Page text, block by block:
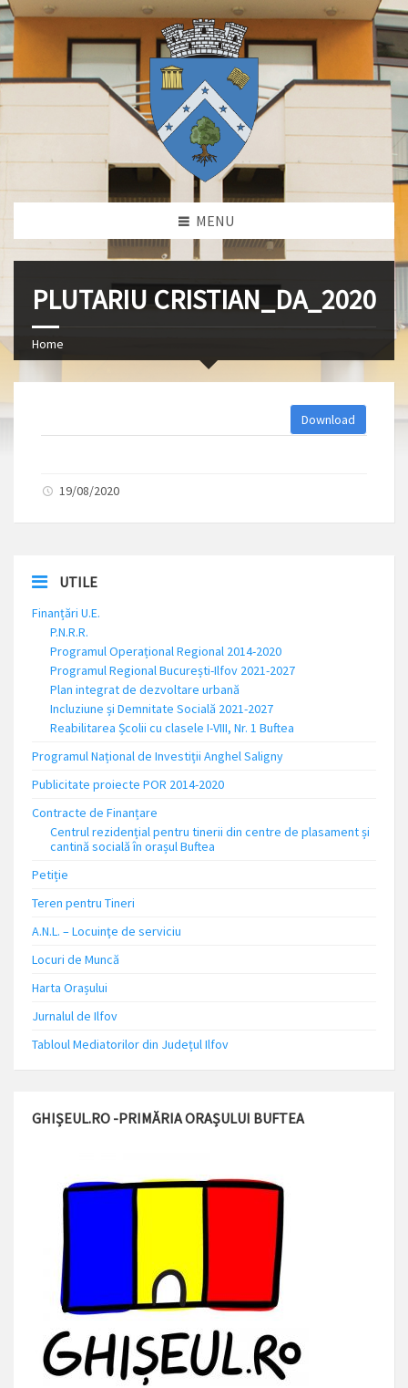
MENU
PLUTARIU CRISTIAN_DA_2020
Home
Download
19/08/2020
UTILE
Finanțări U.E.
P.N.R.R.
Programul Operațional Regional 2014-2020
Programul Regional București-Ilfov 2021-2027
Plan integrat de dezvoltare urbană
Incluziune și Demnitate Socială 2021-2027
Reabilitarea Școlii cu clasele I-VIII, Nr. 1 Buftea
Programul Național de Investiții Anghel Saligny
Publicitate proiecte POR 2014-2020
Contracte de Finanțare
Centrul rezidențial pentru tinerii din centre de plasament și
cantină socială în orașul Buftea
Petiție
Teren pentru Tineri
A.N.L. – Locuinţe de serviciu
Locuri de Muncă
Harta Orașului
Jurnalul de Ilfov
Tabloul Mediatorilor din Județul Ilfov
GHIȘEUL.RO -PRIMĂRIA ORAȘULUI BUFTEA